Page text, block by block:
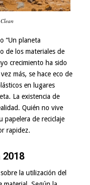
“Un planeta
de los materiales de
crecimiento ha sido
más, se hace eco de
en lugares
La existencia de
Quién no vive
papelera de reciclaje
rapidez.
la utilización del